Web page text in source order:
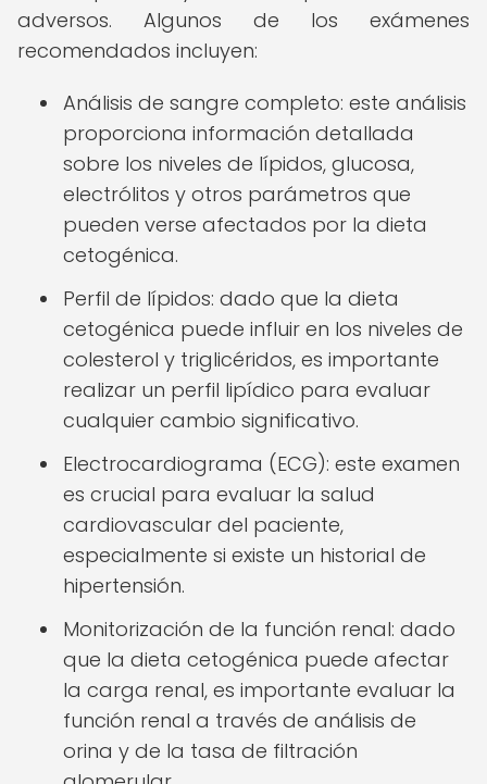
adversos. Algunos de los exámenes
recomendados incluyen:
Análisis de sangre completo: este análisis
proporciona información detallada
sobre los niveles de lípidos, glucosa,
electrólitos y otros parámetros que
pueden verse afectados por la dieta
cetogénica.
Perfil de lípidos: dado que la dieta
cetogénica puede influir en los niveles de
colesterol y triglicéridos, es importante
realizar un perfil lipídico para evaluar
cualquier cambio significativo.
Electrocardiograma (ECG): este examen
es crucial para evaluar la salud
cardiovascular del paciente,
especialmente si existe un historial de
hipertensión.
Monitorización de la función renal: dado
que la dieta cetogénica puede afectar
la carga renal, es importante evaluar la
función renal a través de análisis de
orina y de la tasa de filtración